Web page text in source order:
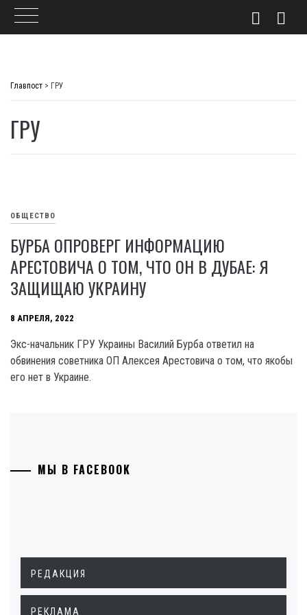
Главпост > ГРУ
ГРУ
ОБЩЕСТВО
БУРБА ОПРОВЕРГ ИНФОРМАЦИЮ
АРЕСТОВИЧА О ТОМ, ЧТО ОН В ДУБАЕ: Я
ЗАЩИЩАЮ УКРАИНУ
8 АПРЕЛЯ, 2022
Экс-начальник ГРУ Украины Василий Бурба ответил на
обвинения советника ОП Алексея Арестовича о том, что якобы
его нет в Украине.
МЫ В FACEBOOK
РЕДАКЦИЯ
РЕКЛАМА